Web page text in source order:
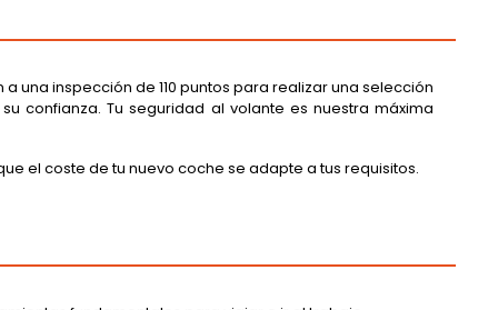
una inspección de 110 puntos para realizar una selección
confianza. Tu seguridad al volante es nuestra máxima
el coste de tu nuevo coche se adapte a tus requisitos.